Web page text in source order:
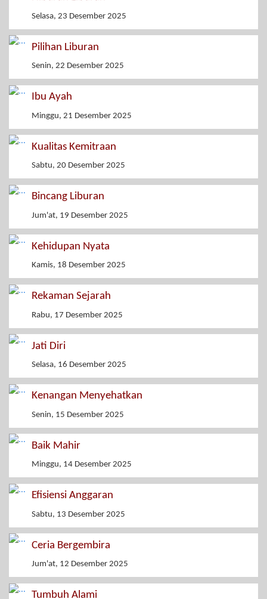
Selasa, 23 Desember 2025
Pilihan Liburan
Senin, 22 Desember 2025
Ibu Ayah
Minggu, 21 Desember 2025
Kualitas Kemitraan
Sabtu, 20 Desember 2025
Bincang Liburan
Jum'at, 19 Desember 2025
Kehidupan Nyata
Kamis, 18 Desember 2025
Rekaman Sejarah
Rabu, 17 Desember 2025
Jati Diri
Selasa, 16 Desember 2025
Kenangan Menyehatkan
Senin, 15 Desember 2025
Baik Mahir
Minggu, 14 Desember 2025
Efisiensi Anggaran
Sabtu, 13 Desember 2025
Ceria Bergembira
Jum'at, 12 Desember 2025
Tumbuh Alami